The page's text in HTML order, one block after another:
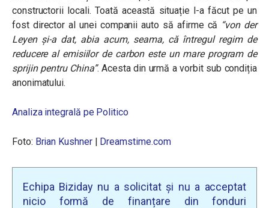
constructorii locali. Toată această situație l-a făcut pe un
fost director al unei companii auto să afirme că “von der
Leyen și-a dat, abia acum, seama, că întregul regim de
reducere al emisiilor de carbon este un mare program de
sprijin pentru China”. Acesta din urmă a vorbit sub condiția
anonimatului.
Analiza integrală pe Politico
Foto: Brian Kushner | Dreamstime.com
Echipa Biziday nu a solicitat și nu a acceptat
nicio formă de finanțare din fonduri